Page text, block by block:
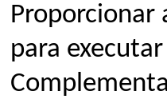
Proporcionar
para